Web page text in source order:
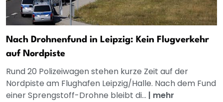
Nach Drohnenfund in Leipzig: Kein Flugverkehr
auf Nordpiste
Rund 20 Polizeiwagen stehen kurze Zeit auf der
Nordpiste am Flughafen Leipzig/Halle. Nach dem Fund
einer Sprengstoff-Drohne bleibt di... | mehr